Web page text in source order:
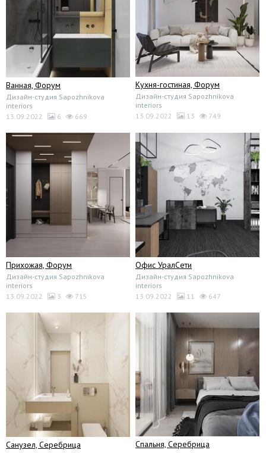
Ванная, Форум
Дизайн-студия Sapozhnikova
interiors
13.09.2022
6 669
Кухня-гостиная, Форум
Дизайн-студия Sapozhnikova
interiors
13.09.2022
13 749
Прихожая, Форум
Дизайн-студия Sapozhnikova
interiors
13.09.2022
3 715
Офис УралСети
Дизайн-студия Sapozhnikova
interiors
13.09.2022
11 647
Санузел, Серебрица Спальня, Серебрица